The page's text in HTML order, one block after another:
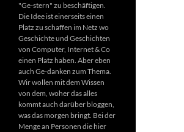
"Ge-stern" zu beschäftigen.
Die Idee ist einerseits einen
Platz zu schaffen im Netz wo
Geschichte und Geschichten
von Computer, Internet & Co
einen Platz haben. Aber eben
auch Ge-danken zum Thema.
Wir wollen mit dem Wissen
von dem, woher das alles
kommt auch darüber bloggen,
was das morgen bringt. Bei der
Menge an Personen die hier